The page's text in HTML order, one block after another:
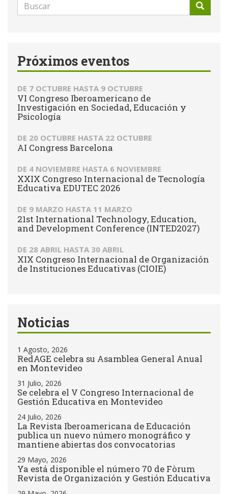
Formulario
de
Próximos eventos
DE 7 OCTUBRE HASTA 9 OCTUBRE
VI Congreso Iberoamericano de
Investigación en Sociedad, Educación y
Psicología
DE 20 OCTUBRE HASTA 22 OCTUBRE
AI Congress Barcelona
DE 4 NOVIEMBRE HASTA 6 NOVIEMBRE
XXIX Congreso Internacional de Tecnología
Educativa EDUTEC 2026
DE 9 MARZO HASTA 11 MARZO
21st International Technology, Education,
and Development Conference (INTED2027)
DE 28 ABRIL HASTA 30 ABRIL
XIX Congreso Internacional de Organización
de Instituciones Educativas (CIOIE)
Noticias
1 Agosto, 2026
RedAGE celebra su Asamblea General Anual
en Montevideo
31 Julio, 2026
Se celebra el V Congreso Internacional de
Gestión Educativa en Montevideo
24 Julio, 2026
La Revista Iberoamericana de Educación
publica un nuevo número monográfico y
mantiene abiertas dos convocatorias
29 Mayo, 2026
Ya está disponible el número 70 de Fòrum
Revista de Organización y Gestión Educativa